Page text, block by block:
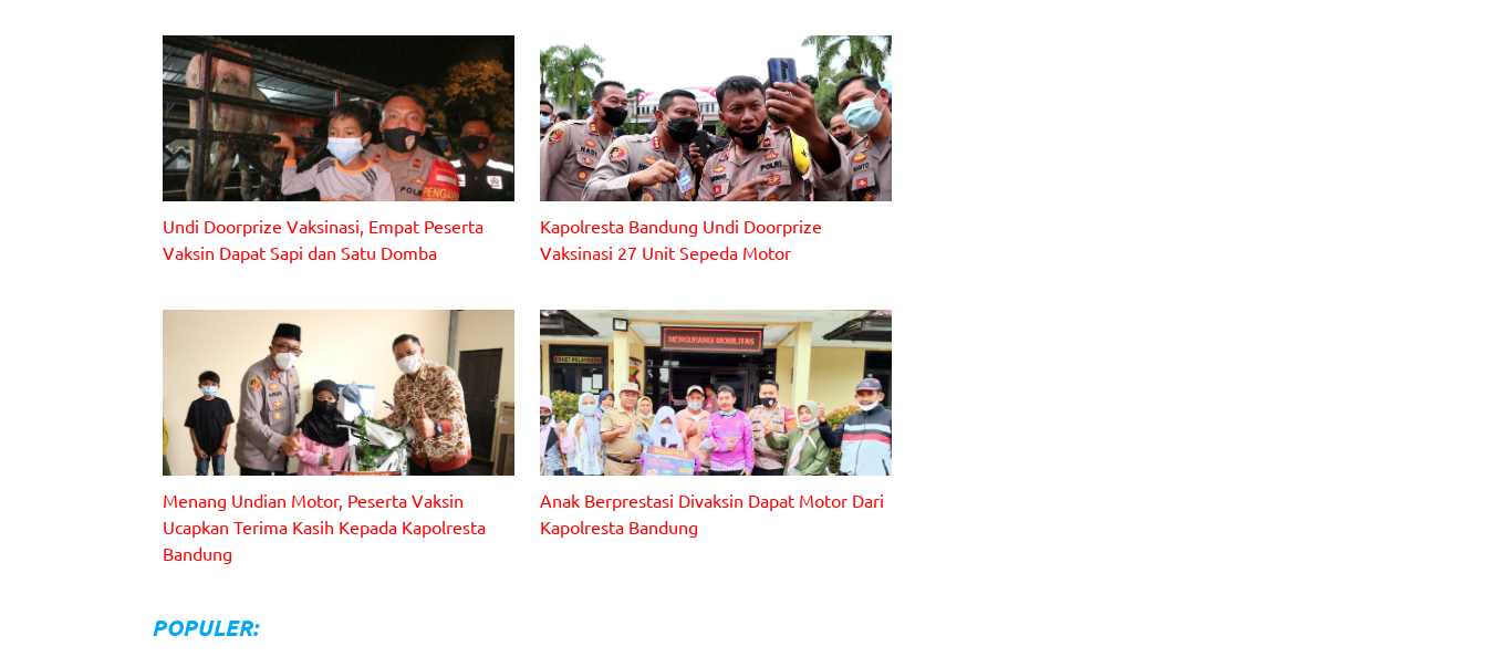
p
o
Undi Doorprize Vaksinasi, Empat Peserta
Vaksin Dapat Sapi dan Satu Domba
Kapolresta Bandung Undi Doorprize
Vaksinasi 27 Unit Sepeda Motor
Menang Undian Motor, Peserta Vaksin
Ucapkan Terima Kasih Kepada Kapolresta
Bandung
Anak Berprestasi Divaksin Dapat Motor Dari
Kapolresta Bandung
POPULER: